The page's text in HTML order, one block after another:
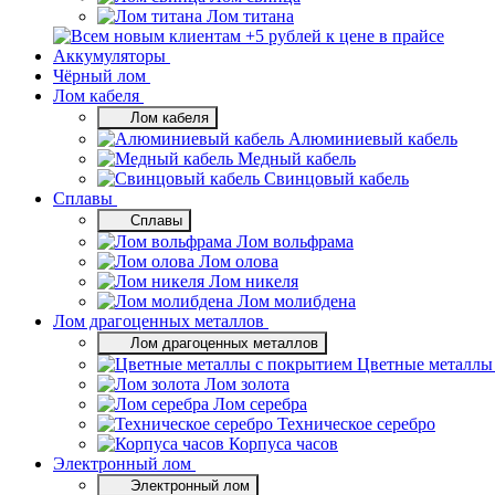
Лом титана
Аккумуляторы
Чёрный лом
Лом кабеля
Лом кабеля
Алюминиевый кабель
Медный кабель
Свинцовый кабель
Сплавы
Сплавы
Лом вольфрама
Лом олова
Лом никеля
Лом молибдена
Лом драгоценных металлов
Лом драгоценных металлов
Цветные
Лом золота
Лом серебра
Техническое серебро
Корпуса часов
Электронный лом
Электронный лом